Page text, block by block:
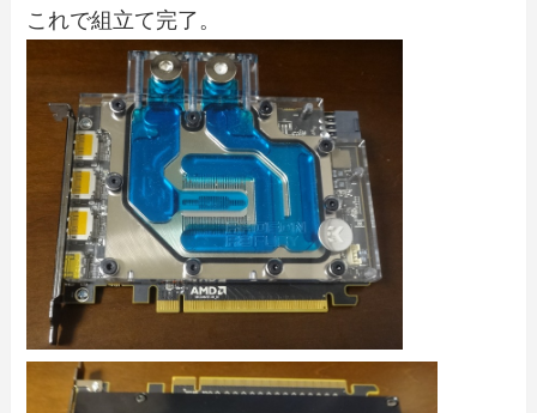
これで組立て完了。